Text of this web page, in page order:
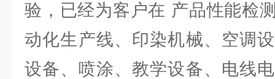
验，已经为客户在 产品性能检
动化生产线、印染机械、空调
设备、喷涂、教学设备、电线